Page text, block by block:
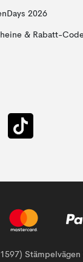
2026
& Rabatt-